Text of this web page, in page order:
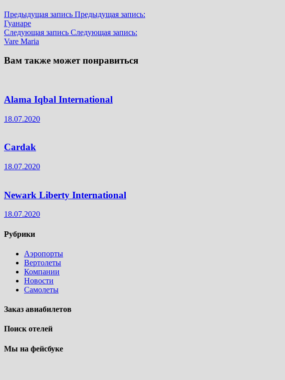
Предыдущая запись Предыдущая запись:
Гуанаре
Следующая запись Следующая запись:
Vare Maria
Вам также может понравиться
Alama Iqbal International
18.07.2020
Cardak
18.07.2020
Newark Liberty International
18.07.2020
Рубрики
Аэропорты
Вертолеты
Компании
Новости
Самолеты
Заказ авиабилетов
Поиск отелей
Мы на фейсбуке